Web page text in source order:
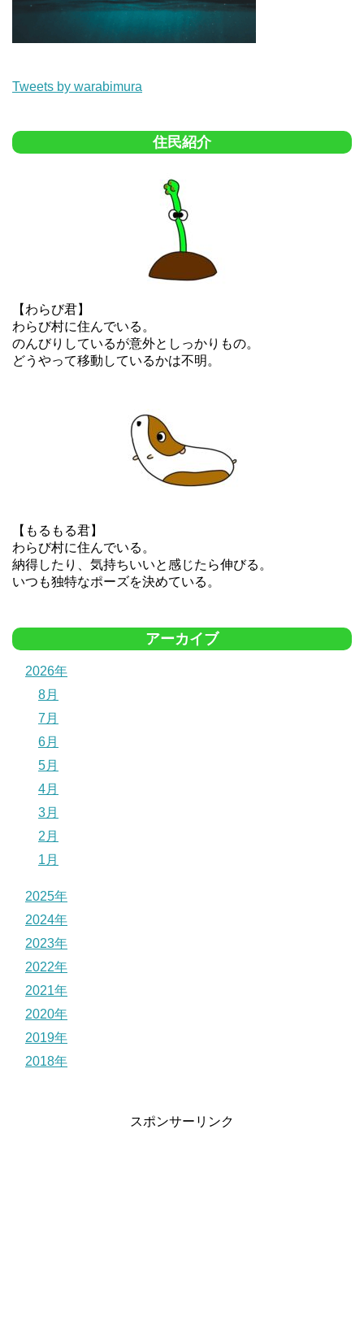
Tweets by warabimura
住民紹介
【わらび君】
わらび村に住んでいる。
のんびりしているが意外としっかりもの。
どうやって移動しているかは不明。
【もるもる君】
わらび村に住んでいる。
納得したり、気持ちいいと感じたら伸びる。
いつも独特なポーズを決めている。
アーカイブ
2026年
8月
7月
6月
5月
4月
3月
2月
1月
2025年
2024年
2023年
2022年
2021年
2020年
2019年
2018年
スポンサーリンク